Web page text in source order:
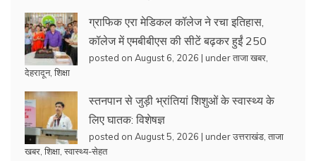
ग्राफिक एरा मेडिकल कॉलेज ने रचा इतिहास,
कॉलेज में एमबीबीएस की सीटें बढ़कर हुईं 250
posted on August 6, 2026 | underताजा खबर
देहरादून, शिक्षा
स्तनपान से जुड़ी भ्रांतियां शिशुओं के स्वास्थ्य के
लिए घातक: विशेषज्ञ
posted on August 5, 2026 | underउत्तराखंड ताजा
खबर शिक्षा स्वास्थ्य-सेहत